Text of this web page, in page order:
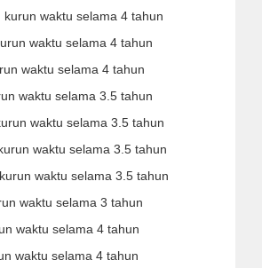
waktu selama 4 tahun
waktu selama 4 tahun
waktu selama 4 tahun
waktu selama 3.5 tahun
waktu selama 3.5 tahun
waktu selama 3.5 tahun
waktu selama 3.5 tahun
waktu selama 3 tahun
waktu selama 4 tahun
waktu selama 4 tahun